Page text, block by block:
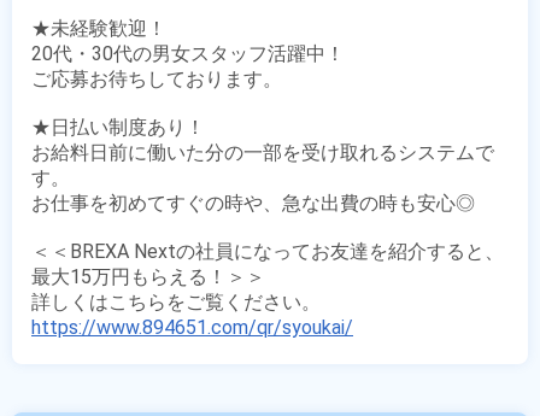
★未経験歓迎！
20代・30代の男女スタッフ活躍中！
ご応募お待ちしております。
★日払い制度あり！
お給料日前に働いた分の一部を受け取れるシステムで
す。
お仕事を初めてすぐの時や、急な出費の時も安心◎
＜＜BREXA Nextの社員になってお友達を紹介すると、
最大15万円もらえる！＞＞
https://www.894651.com/qr/syoukai/